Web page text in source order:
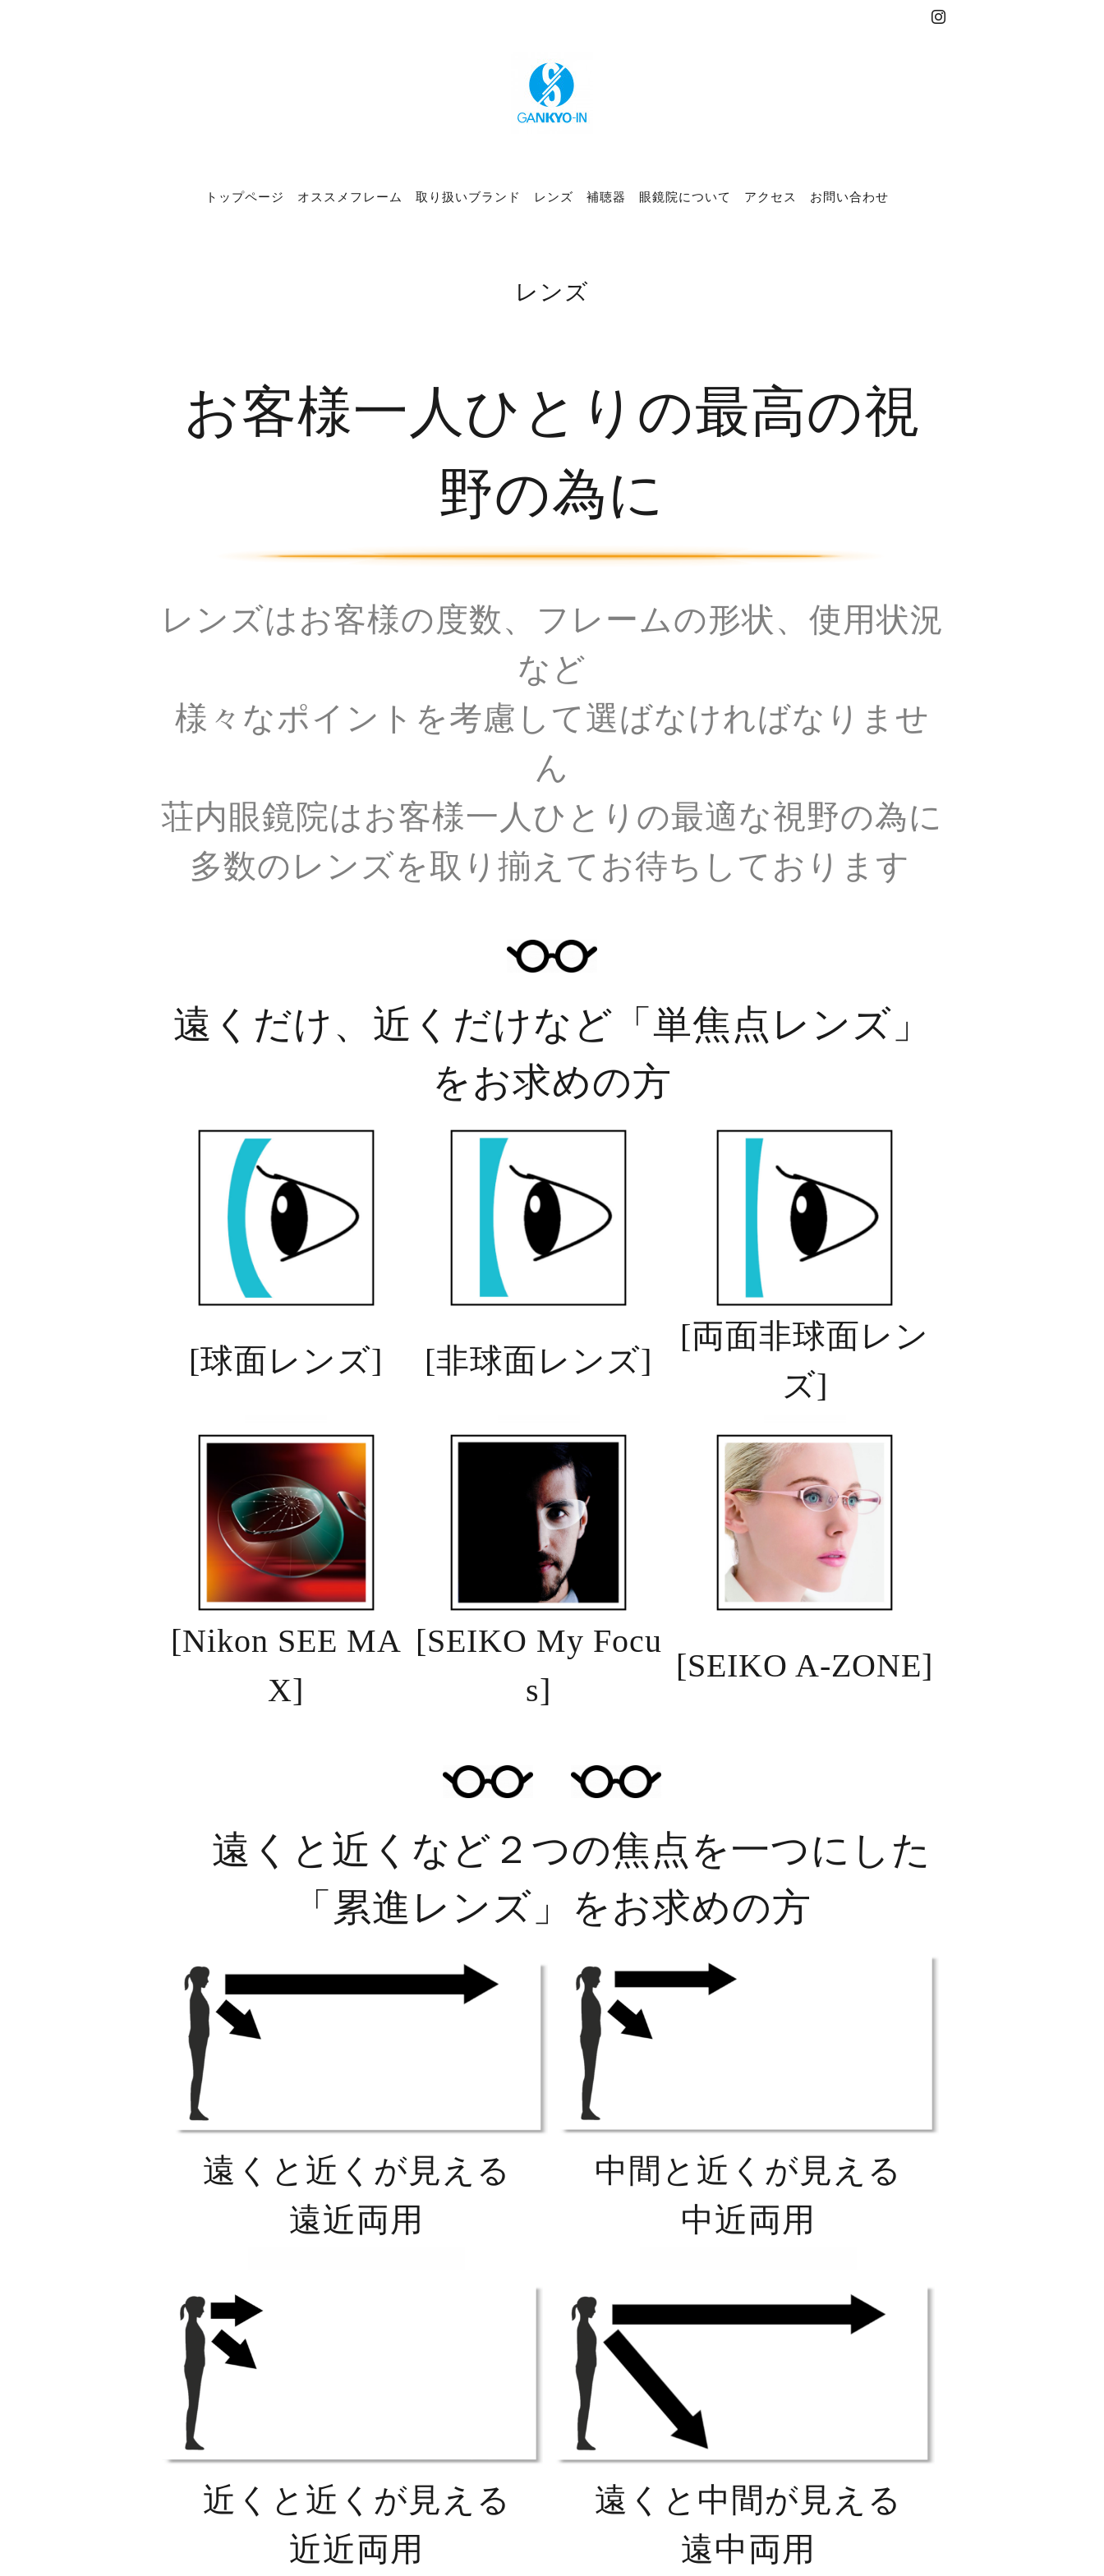
トップページ オススメフレーム 取り扱いブランド レンズ 補聴器 眼鏡院について アクセス お問い合わせ
レンズ
お客様一人ひとりの最高の視
野の為に
レンズはお客様の度数、フレームの形状、使用状況
など
様々なポイントを考慮して選ばなければなりませ
ん
荘内眼鏡院はお客様一人ひとりの最適な視野の為に
多数のレンズを取り揃えてお待ちしております
遠くだけ、近くだけなど 「単焦点レンズ」
をお求めの方
[球面レンズ] [非球面レンズ]
[両面非球面レン
ズ]
[Nikon SEE MA
X]
[SEIKO My Focu
s]
[SEIKO A-ZONE]
遠くと近くなど２つの焦点を一つにした
「累進レンズ」をお求めの方
遠くと近くが見える
遠近両用
中間と近くが見える
中近両用
近くと近くが見える
近近両用
遠くと中間が見える
遠中両用